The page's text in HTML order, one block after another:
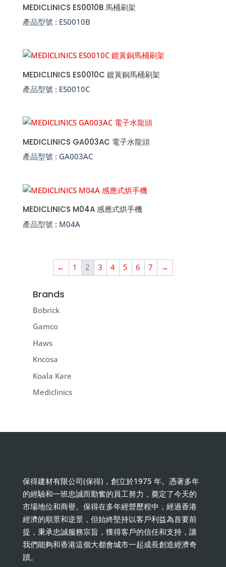
MEDICLINICS ES0010B 馬桶刷架
產品型號 : ES0010B
MEDICLINICS ES0010C 鍍黃銅馬桶刷架
產品型號 : ES0010C
MEDICLINICS GA003AC 電子水龍頭
產品型號 : GA003AC
MEDICLINICS M04A 感應式烘手機
產品型號 : M04A
← 1 2 3 4 5 6 7 →
Brands
Bobrick
Gamco
Haws
Kncosa
Koala Kare
Mediclinics
保得建材有限公司(保得)，創立於1975 年。憑著多年
的經驗和一班忠誠而勤奮的員工努力，奠定了今天的
市場地位和商譽。保得在多年經營歷程中，經過香港
經濟的順景和逆景，但始終堅持以客戶利益為首要前
提，秉承忠誠服務宗旨，獲得客戶的信任和支持，讓
我們能夠和香港這個大都會城市一起成長創造經濟奇
蹟。